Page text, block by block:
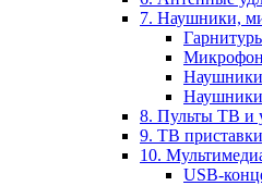
7. Наушники,
8. Пульты ТВ и
9. ТВ
10.
USB-